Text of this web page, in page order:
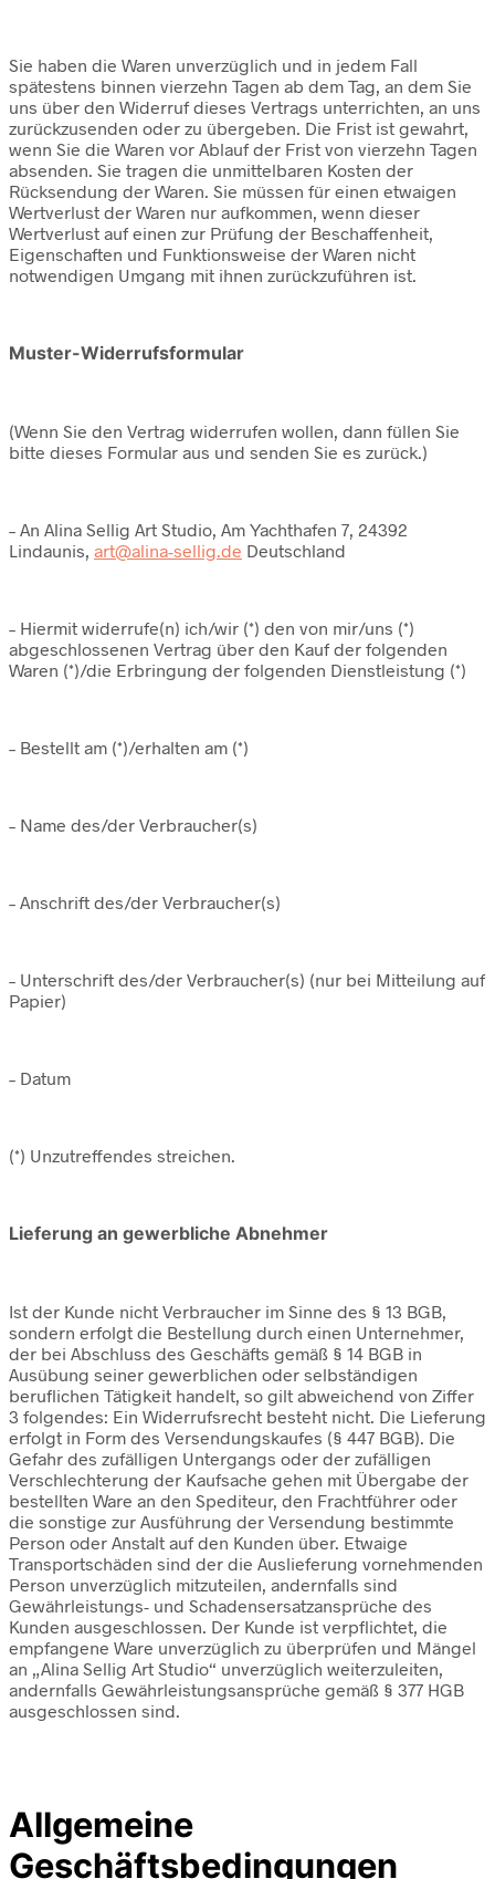
Sie haben die Waren unverzüglich und in jedem Fall
spätestens binnen vierzehn Tagen ab dem Tag, an dem Sie
uns über den Widerruf dieses Vertrags unterrichten, an uns
zurückzusenden oder zu übergeben. Die Frist ist gewahrt,
wenn Sie die Waren vor Ablauf der Frist von vierzehn Tagen
absenden. Sie tragen die unmittelbaren Kosten der
Rücksendung der Waren. Sie müssen für einen etwaigen
Wertverlust der Waren nur aufkommen, wenn dieser
Wertverlust auf einen zur Prüfung der Beschaffenheit,
Eigenschaften und Funktionsweise der Waren nicht
notwendigen Umgang mit ihnen zurückzuführen ist.
Muster-Widerrufsformular
(Wenn Sie den Vertrag widerrufen wollen, dann füllen Sie
bitte dieses Formular aus und senden Sie es zurück.)
– An Alina Sellig Art Studio, Am Yachthafen 7, 24392
Lindaunis, art@alina-sellig.de Deutschland
– Hiermit widerrufe(n) ich/wir (*) den von mir/uns (*)
abgeschlossenen Vertrag über den Kauf der folgenden
Waren (*)/die Erbringung der folgenden Dienstleistung (*)
– Bestellt am (*)/erhalten am (*)
– Name des/der Verbraucher(s)
– Anschrift des/der Verbraucher(s)
– Unterschrift des/der Verbraucher(s) (nur bei Mitteilung auf
Papier)
– Datum
(*) Unzutreffendes streichen.
Lieferung an gewerbliche Abnehmer
Ist der Kunde nicht Verbraucher im Sinne des § 13 BGB,
sondern erfolgt die Bestellung durch einen Unternehmer,
der bei Abschluss des Geschäfts gemäß § 14 BGB in
Ausübung seiner gewerblichen oder selbständigen
beruflichen Tätigkeit handelt, so gilt abweichend von Ziffer
3 folgendes: Ein Widerrufsrecht besteht nicht. Die Lieferung
erfolgt in Form des Versendungskaufes (§ 447 BGB). Die
Gefahr des zufälligen Untergangs oder der zufälligen
Verschlechterung der Kaufsache gehen mit Übergabe der
bestellten Ware an den Spediteur, den Frachtführer oder
die sonstige zur Ausführung der Versendung bestimmte
Person oder Anstalt auf den Kunden über. Etwaige
Transportschäden sind der die Auslieferung vornehmenden
Person unverzüglich mitzuteilen, andernfalls sind
Gewährleistungs- und Schadensersatzansprüche des
Kunden ausgeschlossen. Der Kunde ist verpflichtet, die
empfangene Ware unverzüglich zu überprüfen und Mängel
an „Alina Sellig Art Studio“ unverzüglich weiterzuleiten,
andernfalls Gewährleistungsansprüche gemäß § 377 HGB
ausgeschlossen sind.
Allgemeine
Geschäftsbedingungen